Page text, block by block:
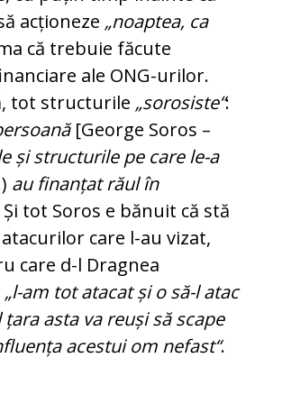
acțio­ne­ze „noaptea, ca
că trebuie făcute
ale ONG-urilor.
tot structurile „sorosiste“:
[George Soros –
și structurile pe care le-a
au finanțat răul în
Și tot Soros e bănuit că stă
care l-au vizat,
care d-l Drag­nea
„l-am tot atacat și o să-l atac
asta va reuși să sca­pe
acestui om ne­fast“.